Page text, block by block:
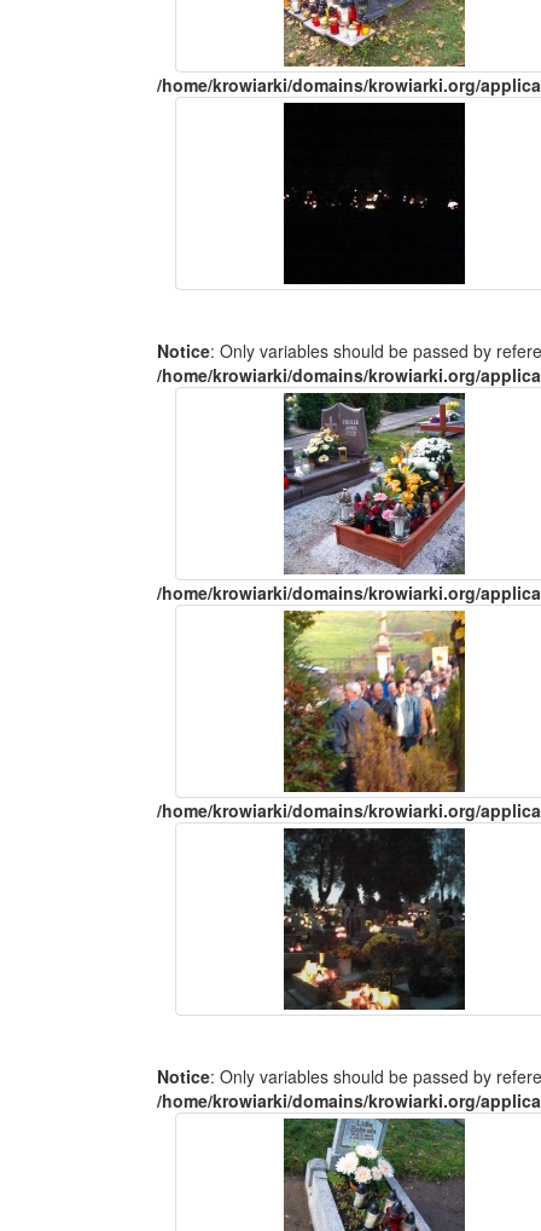
/home/krowiarki/domains/krowiarki.org/
Notice: Only variables should be passed by
/home/krowiarki/domains/krowiarki.org/
/home/krowiarki/domains/krowiarki.org/
/home/krowiarki/domains/krowiarki.org/
Notice: Only variables should be passed by
/home/krowiarki/domains/krowiarki.org/